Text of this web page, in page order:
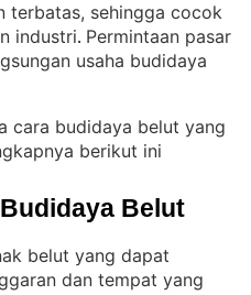
terbatas, sehingga cocok
industri. Permintaan pasar
usaha budidaya
cara budidaya belut yang
berikut ini
Belut
belut yang dapat
dan tempat yang